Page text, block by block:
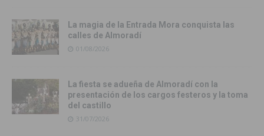
La magia de la Entrada Mora conquista las
calles de Almoradí
01/08/2026
La fiesta se adueña de Almoradí con la
presentación de los cargos festeros y la toma
del castillo
31/07/2026